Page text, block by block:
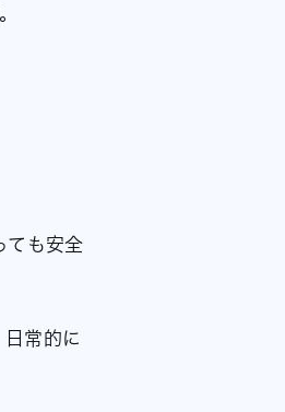
ても安全
常的に